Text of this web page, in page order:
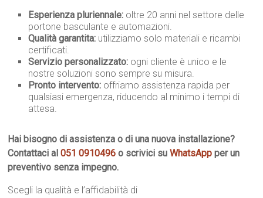
Esperienza pluriennale: oltre 20 anni nel settore delle
portone basculante e automazioni.
Qualità garantita: utilizziamo solo materiali e ricambi
certificati.
Servizio personalizzato: ogni cliente è unico e le
nostre soluzioni sono sempre su misura.
Pronto intervento: offriamo assistenza rapida per
qualsiasi emergenza, riducendo al minimo i tempi di
attesa.
Hai bisogno di assistenza o di una nuova installazione?
Contattaci al051 0910496 o scrivici suWhatsApp per un
preventivo senza impegno.
Scegli la qualità e l’affidabilità di